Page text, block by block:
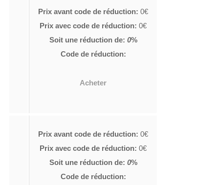
Prix avant code de réduction: 0€
Prix avec code de réduction: 0€
Soit une réduction de: 0%
Code de réduction:
Acheter
Prix avant code de réduction: 0€
Prix avec code de réduction: 0€
Soit une réduction de: 0%
Code de réduction: